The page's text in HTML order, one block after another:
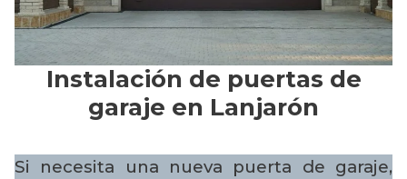
Instalación de puertas de
garaje en Lanjarón
Si necesita una nueva puerta de garaje,